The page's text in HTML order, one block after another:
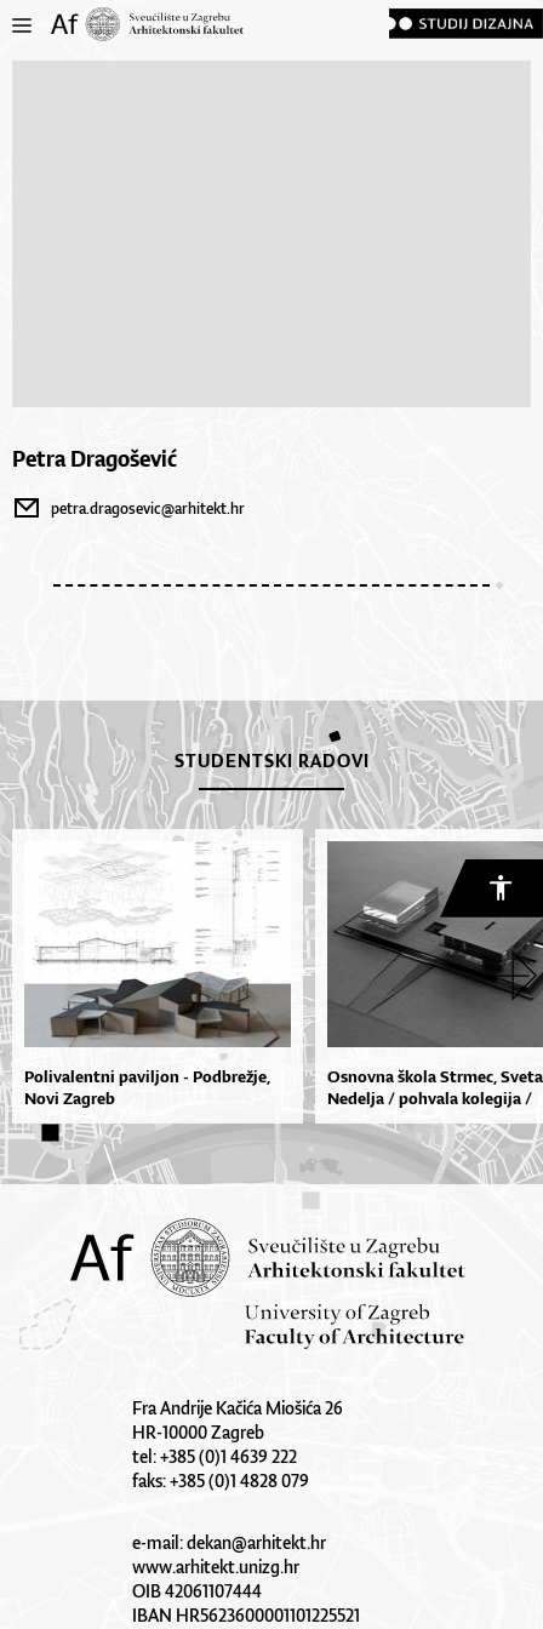
Petra Dragošević
petra.dragosevic@arhitekt.hr
STUDENTSKI RADOVI
Polivalentni paviljon - Podbrežje,
Novi Zagreb
Osnovna škola Strmec, Sveta
Nedelja / pohvala kolegija /
Fra Andrije Kačića Miošića 26
HR-10000 Zagreb
tel: +385 (0)1 4639 222
faks: +385 (0)1 4828 079
e-mail:dekan@arhitekt.hr
www.arhitekt.unizg.hr
OIB 42061107444
IBAN HR5623600001101225521